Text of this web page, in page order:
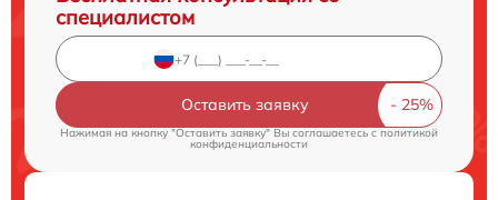
специалистом
Оставить заявку
Нажимая на кнопку "Оставить заявку" Вы соглашаетесь cполитикой
конфиденциальности